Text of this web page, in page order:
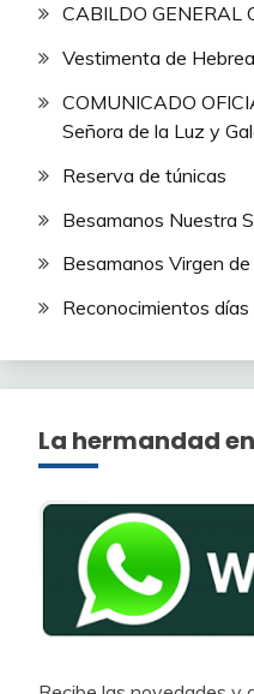
CABILDO GENERAL
Vestimenta de
COMUNICADO
Señora de la Luz y
Reserva de túnicas
Besamanos Nuestra
Besamanos Virgen de
Reconocimientos días
La hermandad